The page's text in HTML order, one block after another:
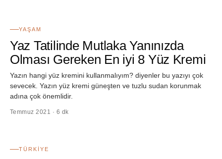
YAŞAM
Yaz Tatilinde Mutlaka Yanınızda
Olması Gereken En iyi 8 Yüz Kremi
Yazın hangi yüz kremini kullanmalıyım? diyenler bu yazıyı çok
sevecek. Yazın yüz kremi güneşten ve tuzlu sudan korunmak
adına çok önemlidir.
Temmuz 2021 · 6 dk
TÜRKIYE